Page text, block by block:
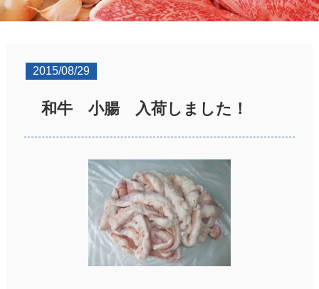
2015/08/29
和牛 小腸 入荷しました！